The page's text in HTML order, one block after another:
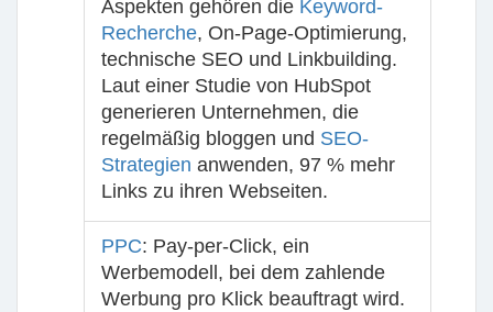
Aspekten gehören die Keyword-
Recherche, On-Page-Optimierung,
technische SEO und Linkbuilding.
Laut einer Studie von HubSpot
generieren Unternehmen, die
regelmäßig bloggen und SEO-
Strategien anwenden, 97 % mehr
Links zu ihren Webseiten.
PPC: Pay-per-Click, ein
Werbemodell, bei dem zahlende
Werbung pro Klick beauftragt wird.